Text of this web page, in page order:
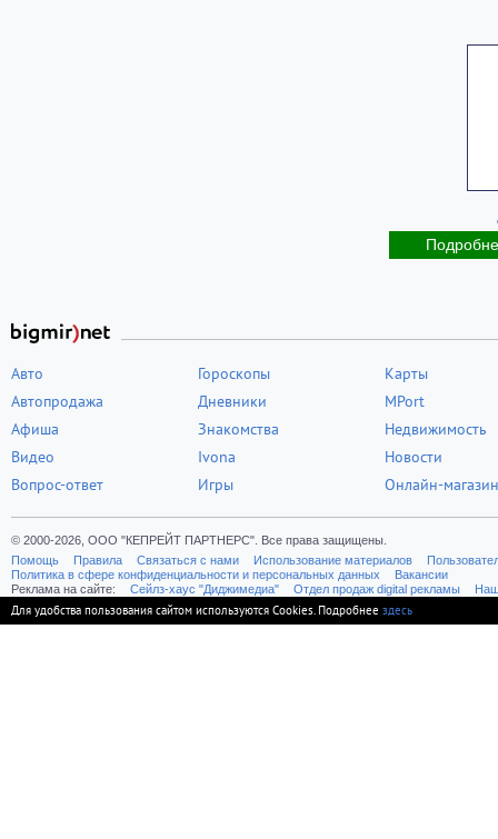
Авто
Автопродажа
Афиша
Видео
Вопрос-ответ
Гороскопы
Дневники
Знакомства
Ivona
Игры
Карты
MPort
Недвижимость
Новости
Онлайн-магазин
© 2000-2026, ООО "КЕПРЕЙТ ПАРТНЕРС". Все права защищены.
Помощь
Правила Связаться с нами Использование материалов
Политика в сфере конфиденциальности и персональных данных
Вакансии
Реклама на сайте:
Cейлз-хаус "Диджимедиа" Отдел продаж digital рекламы
Для удобства пользования сайтом используются Cookies. Подробнее здесь